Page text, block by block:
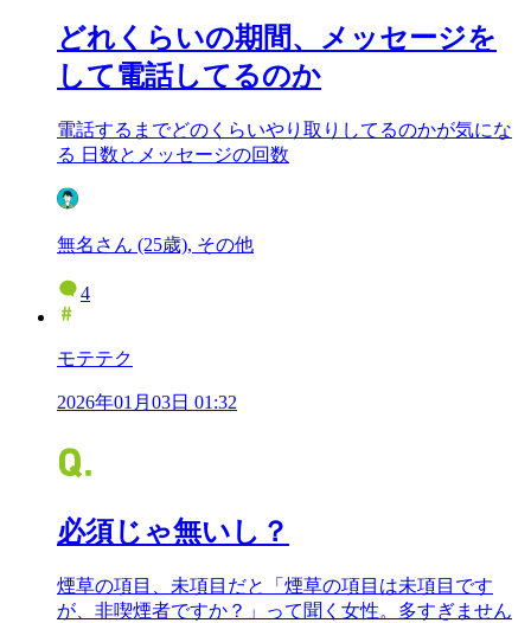
どれくらいの期間、メッセージを
して電話してるのか
電話するまでどのくらいやり取りしてるのかが気にな
る 日数とメッセージの回数
無名さん (25歳), その他
4
モテテク
2026年01月03日 01:32
必須じゃ無いし？
煙草の項目、未項目だと「煙草の項目は未項目です
が、非喫煙者ですか？」って聞く女性。多すぎません